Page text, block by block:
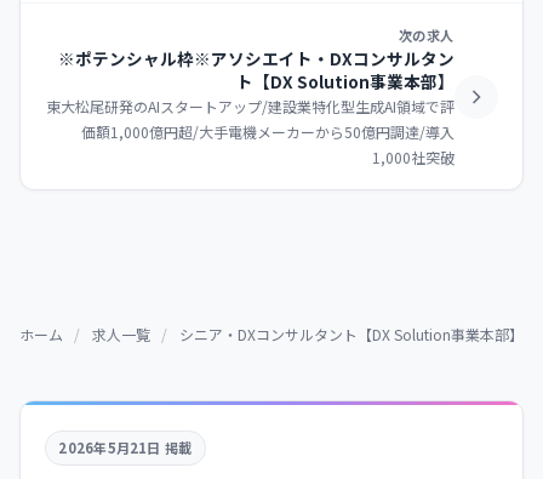
次の求人
※ポテンシャル枠※アソシエイト・DXコンサルタン
ト【DX Solution事業本部】
東大松尾研発のAIスタートアップ/建設業特化型生成AI領域で評
価額1,000億円超/大手電機メーカーから50億円調達/導入
1,000社突破
ホーム / 求人一覧 / シニア・DXコンサルタント【DX Solution事業本部】
2026年5月21日 掲載